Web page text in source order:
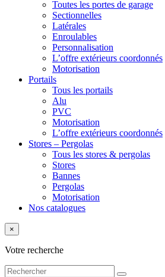
Toutes les portes de garage
Sectionnelles
Latérales
Enroulables
Personnalisation
L’offre extérieurs coordonnés
Motorisation
Portails
Tous les portails
Alu
PVC
Motorisation
L’offre extérieurs coordonnés
Stores – Pergolas
Tous les stores & pergolas
Stores
Bannes
Pergolas
Motorisation
Nos catalogues
×
Votre recherche